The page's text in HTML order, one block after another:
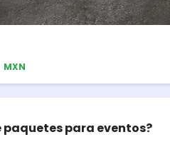
MXN
paquetes para eventos?